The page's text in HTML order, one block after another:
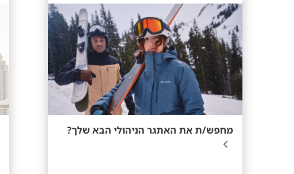
מחפש/ת את האתגר הניהולי הבא שלך?